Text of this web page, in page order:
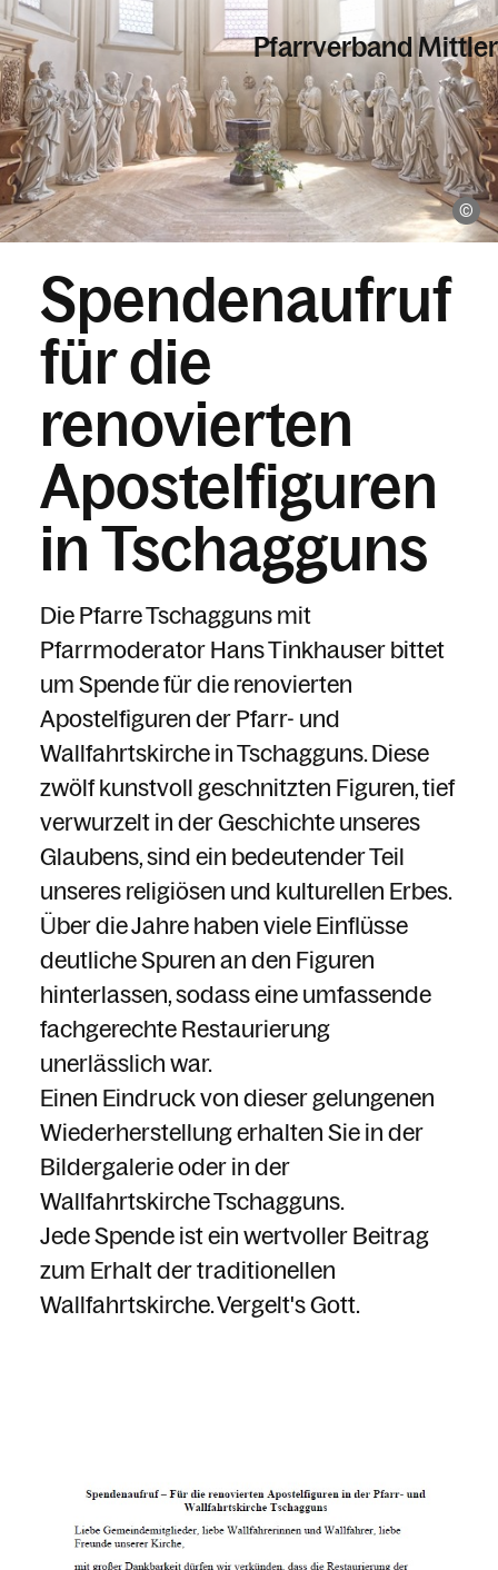
Pfarrverband
Informationen
Kalender
Personen
Kontakt
Spendenaufruf
für die
renovierten
Apostelfiguren
in Tschagguns
Die Pfarre Tschagguns mit
Pfarrmoderator Hans Tinkhauser bittet
um Spende für die renovierten
Apostelfiguren der Pfarr- und
Wallfahrtskirche in Tschagguns. Diese
zwölf kunstvoll geschnitzten Figuren, tief
verwurzelt in der Geschichte unseres
Glaubens, sind ein bedeutender Teil
unseres religiösen und kulturellen Erbes.
Über die Jahre haben viele Einflüsse
deutliche Spuren an den Figuren
hinterlassen, sodass eine umfassende
fachgerechte Restaurierung
unerlässlich war.
Einen Eindruck von dieser gelungenen
Wiederherstellung erhalten Sie in der
Bildergalerie oder in der
Wallfahrtskirche Tschagguns.
Jede Spende ist ein wertvoller Beitrag
zum Erhalt der traditionellen
Wallfahrtskirche. Vergelt's Gott.